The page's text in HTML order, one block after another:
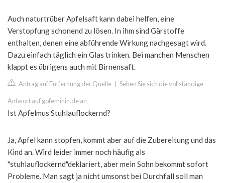
Auch naturtrüber Apfelsaft kann dabei helfen, eine
Verstopfung schonend zu lösen. In ihm sind Gärstoffe
enthalten, denen eine abführende Wirkung nachgesagt wird.
Dazu einfach täglich ein Glas trinken. Bei manchen Menschen
klappt es übrigens auch mit Birnensaft.
Antrag auf Entfernung der Quelle Sehen Sie sich die vollständige
Antwort auf gofeminin.de an
Ist Apfelmus Stuhlauflockernd?
Ja, Apfel kann stopfen, kommt aber auf die Zubereitung und das
Kind an. Wird leider immer noch häufig als
"stuhlauflockernd"deklariert, aber mein Sohn bekommt sofort
Probleme. Man sagt ja nicht umsonst bei Durchfall soll man